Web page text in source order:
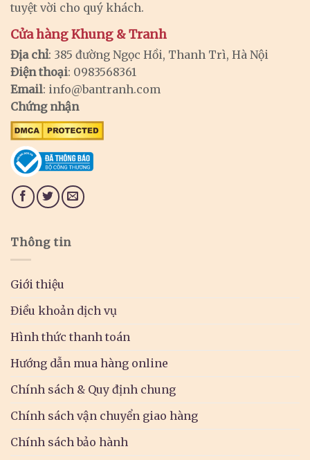
tuyệt vời cho quý khách.
Cửa hàng Khung & Tranh
Địa chỉ: 385 đường Ngọc Hồi, Thanh Trì, Hà Nội
Điện thoại: 0983568361
Email: info@bantranh.com
Chứng nhận
Thông tin
Giới thiệu
Điều khoản dịch vụ
Hình thức thanh toán
Hướng dẫn mua hàng online
Chính sách & Quy định chung
Chính sách vận chuyển giao hàng
Chính sách bảo hành